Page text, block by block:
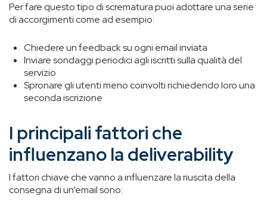
Per fare questo tipo di scrematura puoi adottare una serie
di accorgimenti come ad esempio:
Chiedere un feedback su ogni email inviata
Inviare sondaggi periodici agli iscritti sulla qualità del
servizio
Spronare gli utenti meno coinvolti richiedendo loro una
seconda iscrizione
I principali fattori che
influenzano la deliverability
I fattori chiave che vanno a influenzare la riuscita della
consegna di un’email sono: